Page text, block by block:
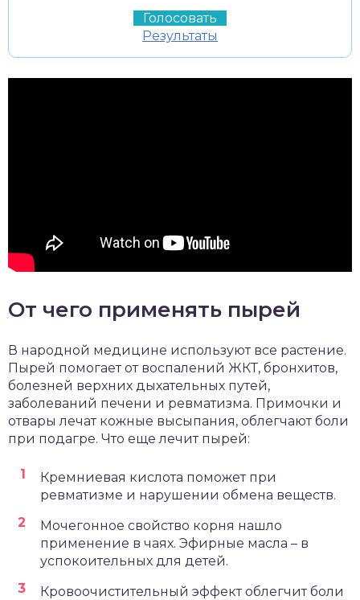
Результаты
От чего применять пырей
В народной медицине используют все растение.
Пырей помогает от воспалений ЖКТ, бронхитов,
болезней верхних дыхательных путей,
заболеваний печени и ревматизма. Примочки и
отвары лечат кожные высыпания, облегчают боли
при подагре. Что еще лечит пырей:
Кремниевая кислота поможет при
ревматизме и нарушении обмена веществ.
Мочегонное свойство корня нашло
применение в чаях. Эфирные масла – в
успокоительных для детей.
Кровоочистительный эффект облегчит боли